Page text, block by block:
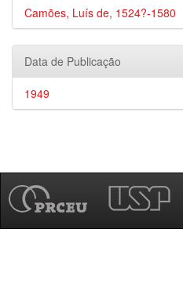
Camões, Luís de, 1524?-1580
Data de Publicação
1949